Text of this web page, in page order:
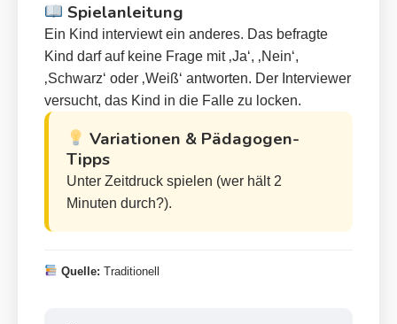
Spielanleitung
Ein Kind interviewt ein anderes. Das befragte
Kind darf auf keine Frage mit ‚Ja‘, ‚Nein‘,
‚Schwarz‘ oder ‚Weiß‘ antworten. Der Interviewer
versucht, das Kind in die Falle zu locken.
Variationen & Pädagogen-
Tipps
Unter Zeitdruck spielen (wer hält 2
Minuten durch?).
Quelle: Traditionell